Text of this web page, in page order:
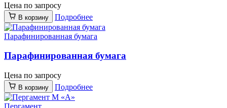
Цена по запросу
В корзину Подробнее
Парафинированная бумага
Парафинированная бумага
Цена по запросу
В корзину Подробнее